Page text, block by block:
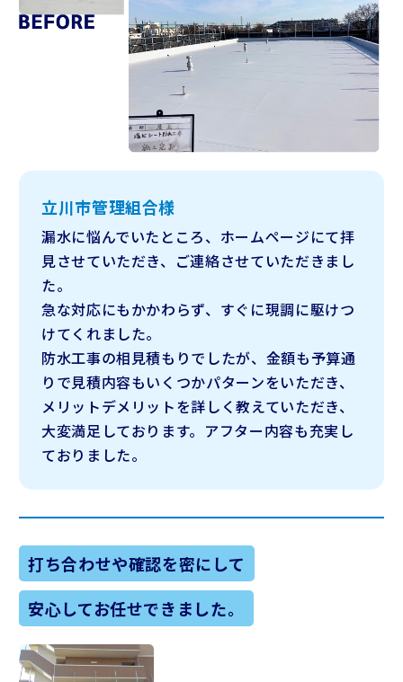
立川市管理組合様
漏水に悩んでいたところ、ホームページにて拝
見させていただき、ご連絡させていただきまし
た。
急な対応にもかかわらず、すぐに現調に駆けつ
けてくれました。
防水工事の相見積もりでしたが、金額も予算通
りで見積内容もいくつかパターンをいただき、
メリットデメリットを詳しく教えていただき、
大変満足しております。アフター内容も充実し
ておりました。
打ち合わせや確認を密にして
安心してお任せできました。